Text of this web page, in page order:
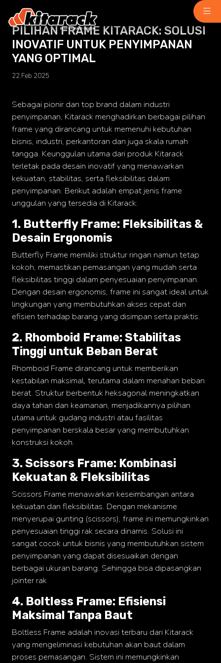
Home
About Us
Why Us
Light Duty
chemindustry.kz
Medium Duty
museumbld.com
Heavy Duty
niihimmash.ru
Pallet Rack
senya-spasatel.ru
Stacking Rack
Modular Mezanine
Accessories
Info
Gallery
Photo
Video
Tutorial
Clients
PILIHAN FRAME KITARACK: SOLUSI
INOVATIF UNTUK PENYIMPANAN
YANG OPTIMAL
22 Feb 2025
Sebagai pionir dan top brand dalam industri
penyimpanan, Kitarack menghadirkan berbagai pilihan
frame yang dirancang untuk memenuhi kebutuhan
bisnis, industri, perkantoran dan juga skala rumah
tangga. Keunggulan utama dari produk Kitarack
terletak pada desain inovatif yang menawarkan
kekuatan, stabilitas, serta fleksibilitas dalam
penyimpanan. Berikut adalah empat jenis frame
unggulan yang tersedia di Kitarack:
1. Butterfly Frame: Fleksibilitas &
Desain Ergonomis
Butterfly Frame memiliki struktur ringan namun tetap
kokoh, memastikan pemasangan yang mudah serta
fleksibilitas tinggi dalam penyesuaian penyimpanan.
Dengan desain ergonomis, frame ini sangat ideal untuk
lingkungan yang membutuhkan akses cepat dan
efisien terhadap barang yang disimpan serta praktis.
2. Rhomboid Frame: Stabilitas
Tinggi untuk Beban Berat
Rhomboid Frame dirancang untuk memberikan
kestabilan maksimal, terutama dalam menahan beban
berat. Struktur berbentuk heksagonal meningkatkan
daya tahan dan keamanan, menjadikannya pilihan
utama untuk gudang industri atau fasilitas
penyimpanan berskala besar yang membutuhkan
konstruksi kokoh.
3. Scissors Frame: Kombinasi
Kekuatan & Fleksibilitas
Scissors Frame menawarkan keseimbangan antara
kekuatan dan fleksibilitas. Dengan mekanisme
menyerupai gunting (scissors), frame ini memungkinkan
penyesuaian tinggi rak secara dinamis. Solusi ini
sangat cocok untuk bisnis yang membutuhkan sistem
penyimpanan yang dapat disesuaikan dengan
berbagai ukuran barang. Sehingga bisa dipasangkan
jointer rak
4. Boltless Frame: Efisiensi
Maksimal Tanpa Baut
Boltless Frame adalah inovasi terbaru dari Kitarack
yang mengeliminasi kebutuhan akan baut dalam
proses pemasangan. Sistem ini memungkinkan